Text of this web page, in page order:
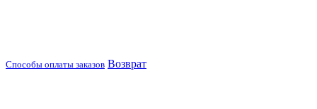
Способы оплаты заказов Возврат